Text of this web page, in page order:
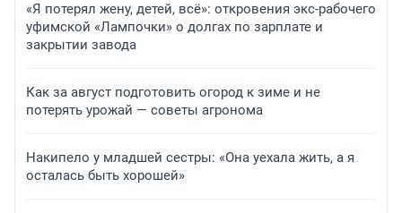
«Я потерял жену, детей, всё»: откровения экс-рабочего
уфимской «Лампочки» о долгах по зарплате и
закрытии завода
Как за август подготовить огород к зиме и не
потерять урожай — советы агронома
Накипело у младшей сестры: «Она уехала жить, а я
осталась быть хорошей»